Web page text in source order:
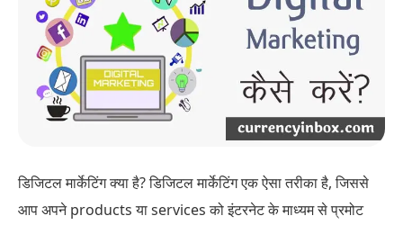
डिजिटल मार्केटिंग क्या है? डिजिटल मार्केटिंग एक ऐसा तरीका है, जिससे
आप अपने products या services को इंटरनेट के माध्यम से प्रमोट